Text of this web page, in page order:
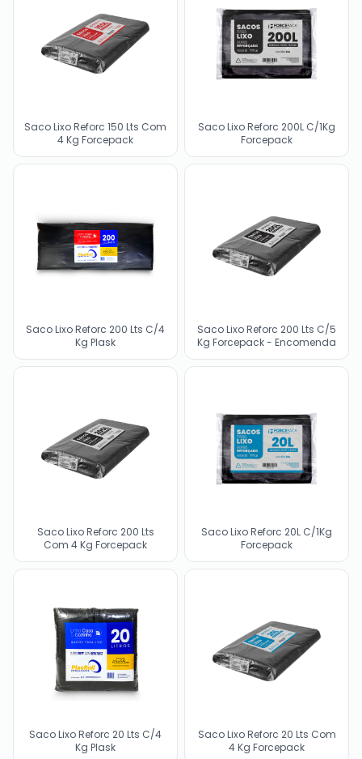
Saco Lixo Reforc 150 Lts Com
4 Kg Forcepack
Saco Lixo Reforc 200L C/1Kg
Forcepack
Saco Lixo Reforc 200 Lts C/4
Kg Plask
Saco Lixo Reforc 200 Lts C/5
Kg Forcepack - Encomenda
Saco Lixo Reforc 200 Lts
Com 4 Kg Forcepack
Saco Lixo Reforc 20L C/1Kg
Forcepack
Saco Lixo Reforc 20 Lts C/4
Kg Plask
Saco Lixo Reforc 20 Lts Com
4 Kg Forcepack